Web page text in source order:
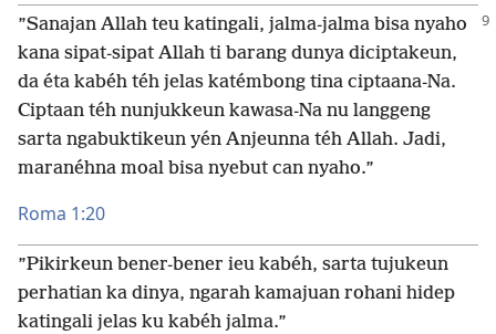
”Sanajan Allah teu katingali, jalma-jalma bisa nyaho
kana sipat-sipat Allah ti barang dunya diciptakeun,
da éta kabéh téh jelas katémbong tina ciptaana-Na.
Ciptaan téh nunjukkeun kawasa-Na nu langgeng
sarta ngabuktikeun yén Anjeunna téh Allah. Jadi,
maranéhna moal bisa nyebut can nyaho.”
Roma 1:20
”Pikirkeun bener-bener ieu kabéh, sarta tujukeun
perhatian ka dinya, ngarah kamajuan rohani hidep
katingali jelas ku kabéh jalma.”